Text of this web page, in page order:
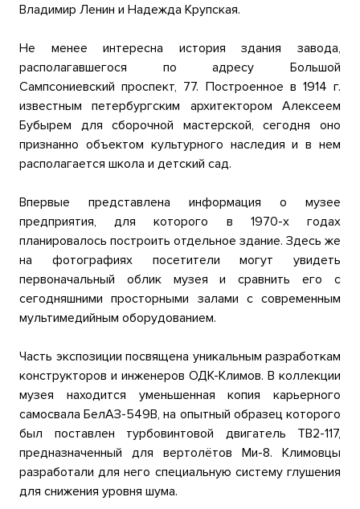
Владимир Ленин и Надежда Крупская.
Не менее интересна история здания завода,
располагавшегося по адресу Большой
Сампсониевский проспект, 77. Построенное в 1914 г.
известным петербургским архитектором Алексеем
Бубырем для сборочной мастерской, сегодня оно
признанно объектом культурного наследия и в нем
располагается школа и детский сад.
Впервые представлена информация о музее
предприятия, для которого в 1970-х годах
планировалось построить отдельное здание. Здесь же
на фотографиях посетители могут увидеть
первоначальный облик музея и сравнить его с
сегодняшними просторными залами с современным
мультимедийным оборудованием.
Часть экспозиции посвящена уникальным разработкам
конструкторов и инженеров ОДК-Климов. В коллекции
музея находится уменьшенная копия карьерного
самосвала БелАЗ-549В, на опытный образец которого
был поставлен турбовинтовой двигатель ТВ2-117,
предназначенный для вертолётов Ми-8. Климовцы
разработали для него специальную систему глушения
для снижения уровня шума.